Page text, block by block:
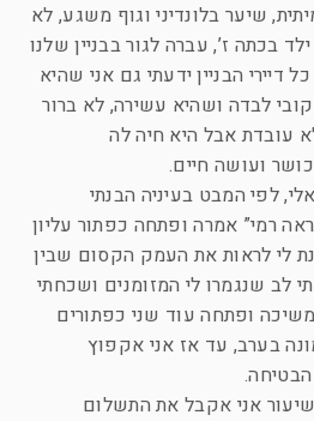
שיער בלונדיני וגוף משגע, לא
בכתה ז’, עברה לגור בבניין שלנו
דיירי הבניין ידעתי גם אני שהיא
לבדה ושהיא עשירה, לא ברור
עובדת אבל היא חיה לה
ועושה חיים.
לפי המבט בעיניה הבנתי
רמי” אמרה ופתחה כפתור עליון
לי לראות את העמק הקסום שבין
לב שנגמרו לי המזומנים ושכחתי
ופתחה עוד שני כפתורים
בערב, עד אז אני אקפוץ
אני אקבל את התשלום